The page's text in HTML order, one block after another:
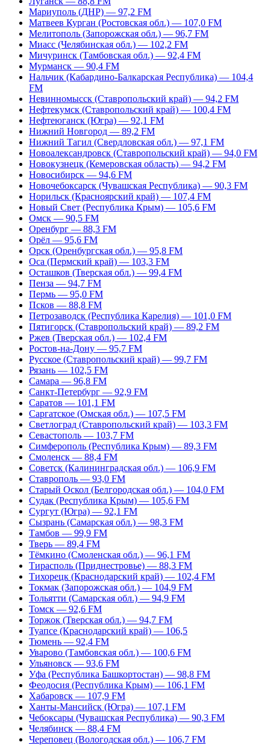
Мариуполь (ДНР) — 97,2 FM
Матвеев Курган (Ростовская обл.) — 107,0 FM
Мелитополь (Запорожская обл.) — 96,7 FM
Миасс (Челябинская обл.) — 102,2 FM
Мичуринск (Тамбовская обл.) — 92,4 FM
Мурманск — 90,4 FM
Нальчик (Кабардино-Балкарская Республика) — 104,4
FM
Невинномысск (Ставропольский край) — 94,2 FM
Нефтекумск (Ставропольский край) — 100,4 FM
Нефтеюганск (Югра) — 92,1 FM
Нижний Новгород — 89,2 FM
Нижний Тагил (Свердловская обл.) — 97,1 FM
Новоалександровск (Ставропольский край) — 94,0 FM
Новокузнецк (Кемеровская область) — 94,2 FM
Новосибирск — 94,6 FM
Новочебоксарск (Чувашская Республика) — 90,3 FM
Норильск (Красноярский край) — 107,4 FM
Новый Свет (Республика Крым) — 105,6 FM
Омск — 90,5 FM
Оренбург — 88,3 FM
Орёл — 95,6 FM
Орск (Оренбургская обл.) — 95,8 FM
Оса (Пермский край) — 103,3 FM
Осташков (Тверская обл.) — 99,4 FM
Пенза — 94,7 FM
Пермь — 95,0 FM
Псков — 88,8 FM
Петрозаводск (Республика Карелия) — 101,0 FM
Пятигорск (Ставропольский край) — 89,2 FM
Ржев (Тверская обл.) — 102,4 FM
Ростов-на-Дону — 95,7 FM
Русское (Ставропольский край) — 99,7 FM
Рязань — 102,5 FM
Самара — 96,8 FM
Санкт-Петербург — 92,9 FM
Саратов — 101,1 FM
Саргатское (Омская обл.) — 107,5 FM
Светлоград (Ставропольский край) — 103,3 FM
Севастополь — 103,7 FM
Симферополь (Республика Крым) — 89,3 FM
Смоленск — 88,4 FM
Советск (Калининградская обл.) — 106,9 FM
Ставрополь — 93,0 FM
Старый Оскол (Белгородская обл.) — 104,0 FM
Судак (Республика Крым) — 105,6 FM
Сургут (Югра) — 92,1 FM
Сызрань (Самарская обл.) — 98,3 FM
Тамбов — 99,9 FM
Тверь — 89,4 FM
Тёмкино (Смоленская обл.) — 96,1 FM
Тирасполь (Приднестровье) — 88,3 FM
Тихорецк (Краснодарский край) — 102,4 FM
Токмак (Запорожская обл.) — 104,9 FM
Тольятти (Самарская обл.) — 94,9 FM
Томск — 92,6 FM
Торжок (Тверская обл.) — 94,7 FM
Туапсе (Краснодарский край) — 106,5
Тюмень — 92,4 FM
Уварово (Тамбовская обл.) — 100,6 FM
Ульяновск — 93,6 FM
Уфа (Республика Башкортостан) — 98,8 FM
Феодосия (Республика Крым) — 106,1 FM
Хабаровск — 107,9 FM
Ханты-Мансийск (Югра) — 107,1 FM
Чебоксары (Чувашская Республика) — 90,3 FM
Челябинск — 88,4 FM
Череповец (Вологодская обл.) — 106,7 FM